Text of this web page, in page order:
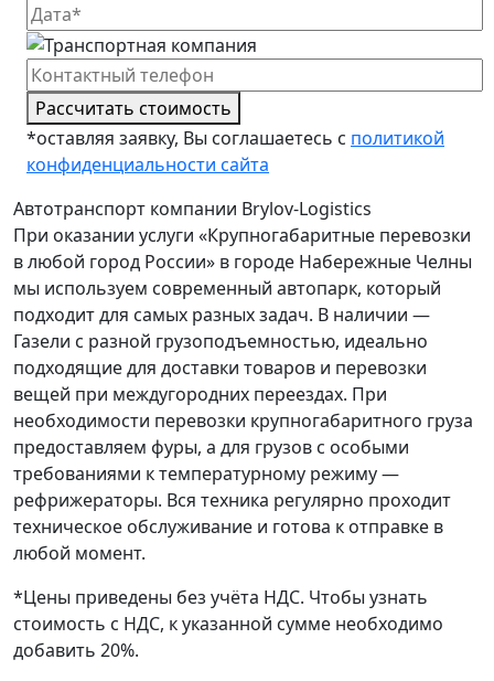
Рассчитать стоимость
*оставляя заявку, Вы соглашаетесь с политикой
конфиденциальности сайта
Автотранспорт компании Brylov-Logistics
При оказании услуги «Крупногабаритные перевозки
в любой город России» в городе Набережные Челны
мы используем современный автопарк, который
подходит для самых разных задач. В наличии —
Газели с разной грузоподъемностью, идеально
подходящие для доставки товаров и перевозки
вещей при междугородних переездах. При
необходимости перевозки крупногабаритного груза
предоставляем фуры, а для грузов с особыми
требованиями к температурному режиму —
рефрижераторы. Вся техника регулярно проходит
техническое обслуживание и готова к отправке в
любой момент.
*Цены приведены без учёта НДС. Чтобы узнать
стоимость с НДС, к указанной сумме необходимо
добавить 20%.